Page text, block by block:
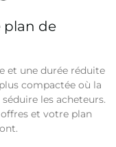
plan de
et une durée réduite
compactée où la
les acheteurs.
et votre plan